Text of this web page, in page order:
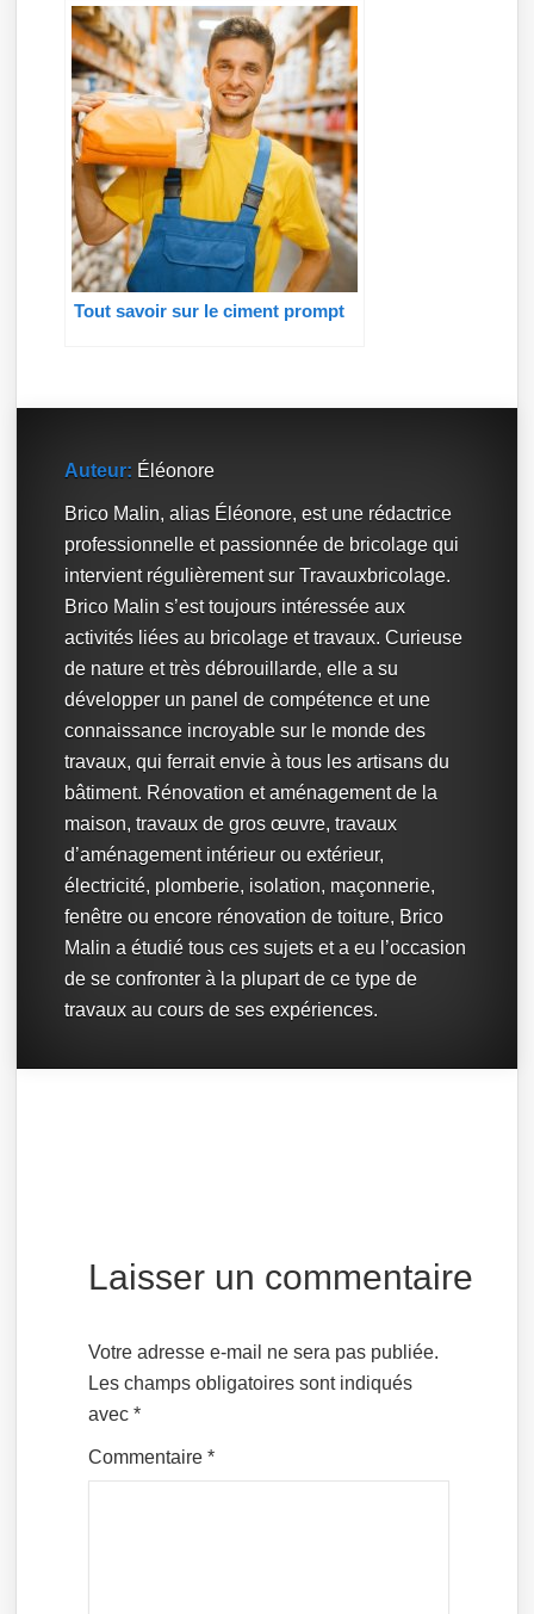
Tout savoir sur le ciment prompt
Auteur: Éléonore
Brico Malin, alias Éléonore, est une rédactrice
professionnelle et passionnée de bricolage qui
intervient régulièrement sur Travauxbricolage.
Brico Malin s’est toujours intéressée aux
activités liées au bricolage et travaux. Curieuse
de nature et très débrouillarde, elle a su
développer un panel de compétence et une
connaissance incroyable sur le monde des
travaux, qui ferrait envie à tous les artisans du
bâtiment. Rénovation et aménagement de la
maison, travaux de gros œuvre, travaux
d’aménagement intérieur ou extérieur,
électricité, plomberie, isolation, maçonnerie,
fenêtre ou encore rénovation de toiture, Brico
Malin a étudié tous ces sujets et a eu l’occasion
de se confronter à la plupart de ce type de
travaux au cours de ses expériences.
Laisser un commentaire
Votre adresse e-mail ne sera pas publiée.
Les champs obligatoires sont indiqués
avec*
Commentaire*